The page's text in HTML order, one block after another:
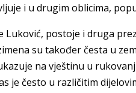
i u drugim oblicima,
postoje i druga
su također česta u
na vještinu u
je često u različitim